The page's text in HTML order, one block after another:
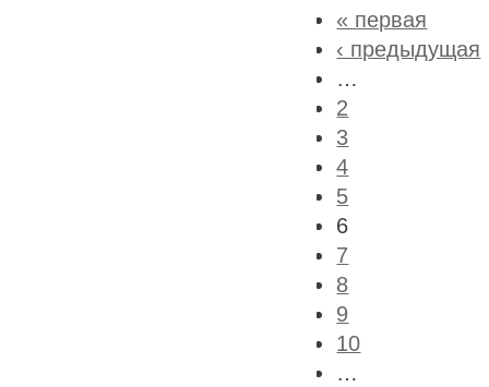
« первая
‹ предыдущая
…
2
3
4
5
6
7
8
9
10
…